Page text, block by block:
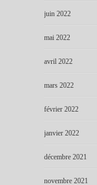
juin 2022
mai 2022
avril 2022
mars 2022
février 2022
janvier 2022
décembre 2021
novembre 2021